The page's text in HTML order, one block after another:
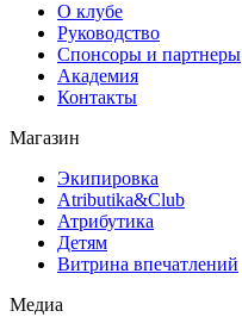
О клубе
Руководство
Спонсоры и партнеры
Академия
Контакты
Магазин
Экипировка
Atributika&Club
Атрибутика
Детям
Витрина впечатлений
Медиа